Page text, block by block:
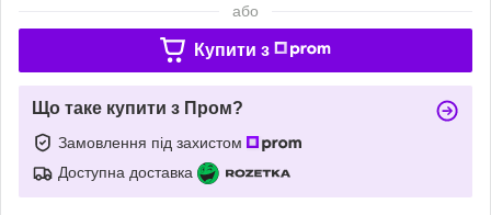
або
Купити з
Що таке купити з Пром?
Замовлення під захистом
Доступна доставка